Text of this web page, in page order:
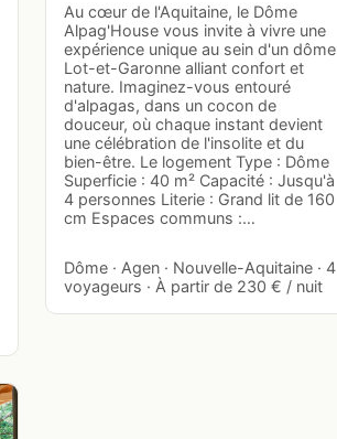
Au cœur de l'Aquitaine, le Dôme
Alpag'House vous invite à vivre une
expérience unique au sein d'un dôme
Lot-et-Garonne alliant confort et
nature. Imaginez-vous entouré
d'alpagas, dans un cocon de
douceur, où chaque instant devient
une célébration de l'insolite et du
bien-être. Le logement Type : Dôme
Superficie : 40 m² Capacité : Jusqu'à
4 personnes Literie : Grand lit de 160
cm Espaces communs :…
Dôme · Agen · Nouvelle-Aquitaine · 4
voyageurs · À partir de 230 € / nuit